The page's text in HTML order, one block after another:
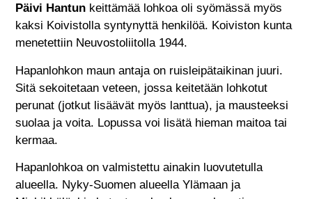
Päivi Hantun keittämää lohkoa oli syömässä myös
kaksi Koivistolla syntynyttä henkilöä. Koiviston kunta
menetettiin Neuvostoliitolla 1944.
Hapanlohkon maun antaja on ruisleipätaikinan juuri.
Sitä sekoitetaan veteen, jossa keitetään lohkotut
perunat (jotkut lisäävät myös lanttua), ja mausteeksi
suolaa ja voita. Lopussa voi lisätä hieman maitoa tai
kermaa.
Hapanlohkoa on valmistettu ainakin luovutetulla
alueella. Nyky-Suomen alueella Ylämaan ja